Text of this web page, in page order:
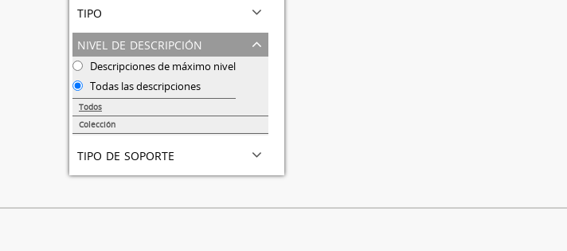
tipo
nivel de descripción
Descripciones de máximo nivel
Todas las descripciones
Todos
Colección
tipo de soporte